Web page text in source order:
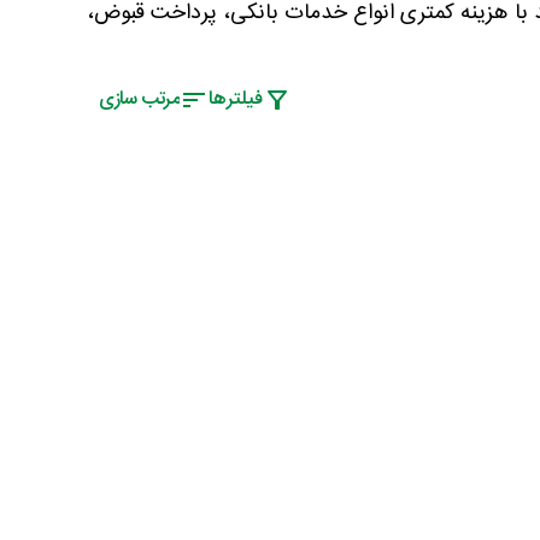
هزینه کمتری انواع خدمات بانکی، پرداخت قبوض،
فیلتر‌ها مرتب سازی